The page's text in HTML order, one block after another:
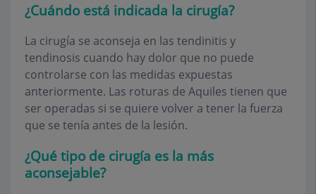
¿Cuándo está indicada la cirugía?
La cirugía se aconseja en las tendinitis y
tendinosis cuando hay dolor que no puede
controlarse con las medidas expuestas
anteriormente. Las roturas de Aquiles tienen que
ser operadas si se quiere volver a tener la fuerza
que se tenía antes de la lesión.
¿Qué tipo de cirugía es la más
aconsejable?